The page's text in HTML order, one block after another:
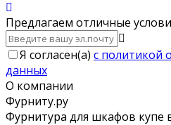
Предлагаем отличные
Я согласен(a) с политикой
данных
О компании
Фурниту.ру
Фурнитура для шкафов купе